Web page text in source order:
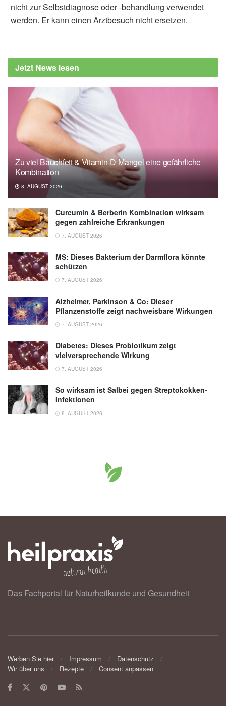
nicht zur Selbstdiagnose oder -behandlung verwendet
werden. Er kann einen Arztbesuch nicht ersetzen.
Jetzt News lesen
Zu viel Bauchfett & Vitamin-D-Mangel eine gefährliche
Kombination
8. AUGUST 2026
Curcumin & Berberin Kombination wirksam
gegen zahlreiche Erkrankungen
7. AUGUST 2026
MS: Dieses Bakterium der Darmflora könnte
schützen
7. AUGUST 2026
Alzheimer, Parkinson & Co: Dieser
Pflanzenstoffe zeigt nachweisbare Wirkungen
7. AUGUST 2026
Diabetes: Dieses Probiotikum zeigt
vielversprechende Wirkung
7. AUGUST 2026
So wirksam ist Salbei gegen Streptokokken-
Infektionen
6. AUGUST 2026
Das Fachportal für Naturheilkunde und Gesundheit
Werben Sie hier Impressum
Datenschutz
Wir über uns
Rezepte Consent anpassen